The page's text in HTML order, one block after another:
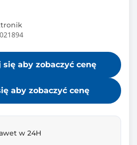
021894
aby zobaczyć cenę
aby zobaczyć cenę
w 24H